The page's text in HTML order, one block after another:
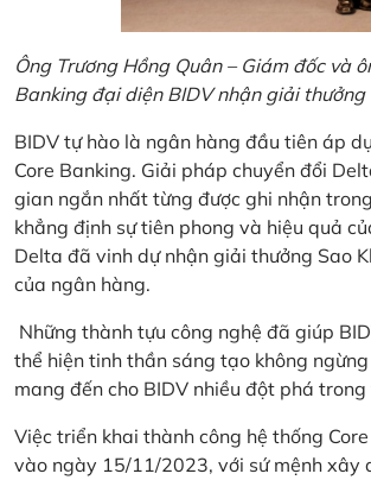
Ông Trương Hồng Quân – Giám đốc và
Banking đại diện BIDV nhận giải thưởng
BIDV tự hào là ngân hàng đầu tiên áp
Core Banking. Giải pháp chuyển đổi
gian ngắn nhất từng được ghi nhận
khẳng định sự tiên phong và hiệu quả
Delta đã vinh dự nhận giải thưởng Sao
của ngân hàng.
Những thành tựu công nghệ đã giúp
thể hiện tinh thần sáng tạo không
mang đến cho BIDV nhiều đột phá
Việc triển khai thành công hệ thống
vào ngày 15/11/2023, với sứ mệnh xây